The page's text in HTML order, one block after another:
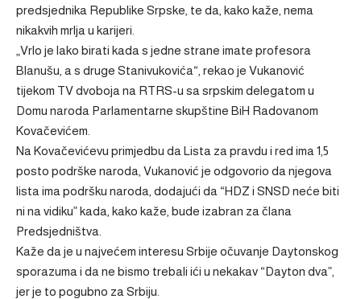
predsjednika Republike Srpske, te da, kako kaže, nema
nikakvih mrlja u karijeri.
„Vrlo je lako birati kada s jedne strane imate profesora
Blanušu, a s druge Stanivukovića“, rekao je Vukanović
tijekom TV dvoboja na RTRS-u sa srpskim delegatom u
Domu naroda Parlamentarne skupštine BiH Radovanom
Kovačevićem.
Na Kovačevićevu primjedbu da Lista za pravdu i red ima 1,5
posto podrške naroda, Vukanović je odgovorio da njegova
lista ima podršku naroda, dodajući da “HDZ i SNSD neće biti
ni na vidiku” kada, kako kaže, bude izabran za člana
Predsjedništva.
Kaže da je u najvećem interesu Srbije očuvanje Daytonskog
sporazuma i da ne bismo trebali ići u nekakav “Dayton dva”,
jer je to pogubno za Srbiju.